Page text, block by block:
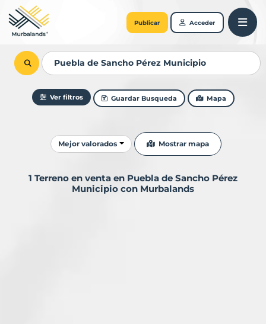
Publicar Acceder
Ver filtros Guardar Busqueda Mapa
Ordenar resultados
Mejor valorados Mostrar mapa
1 Terreno en venta en Puebla de Sancho Pérez
Municipio con Murbalands